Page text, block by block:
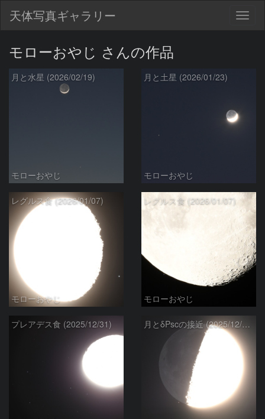
天体写真ギャラリー
モローおやじ さんの作品
月と水星 (2026/02/19)
モローおやじ
月と土星 (2026/01/23)
モローおやじ
レグルス食 (2026/01/07)
モローおやじ
レグルス食 (2026/01/07)
モローおやじ
プレアデス食 (2025/12/31) 月とδPscの接近 (2025/12/28)